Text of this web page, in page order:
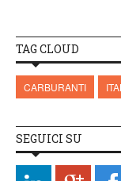
TAG CLOUD
CARBURANTI
SEGUICI SU